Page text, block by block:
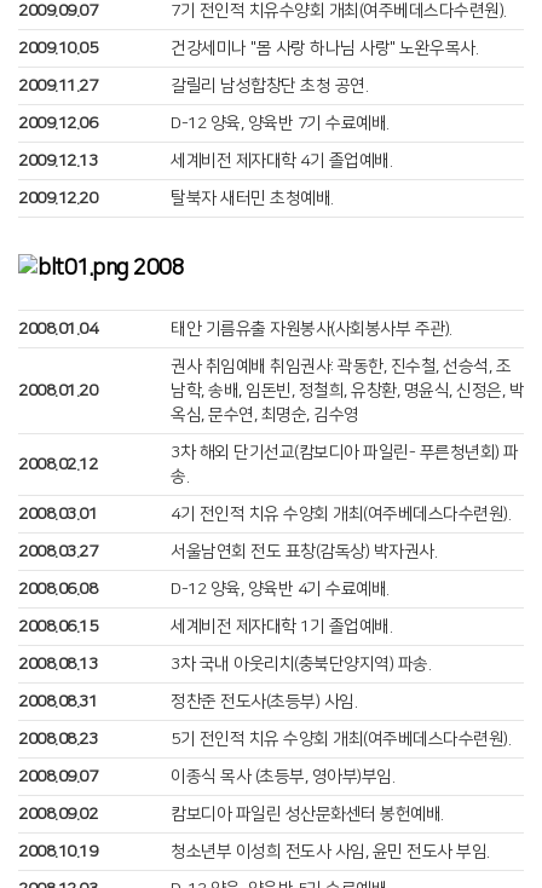
2009.09.07
7기 전인적 치유수양회 개최(여주베데스다수련원).
2009.10.05
건강세미나 "몸 사랑 하나님 사랑" 노완우목사.
2009.11.27
갈릴리 남성합창단 초청 공연.
2009.12.06
D-12 양육, 양육반 7기 수료예배.
2009.12.13
세계비전 제자대학 4기 졸업예배.
2009.12.20
탈북자 새터민 초청예배.
2008
2008.01.04 태안 기름유출 자원봉사(사회봉사부 주관).
2008.01.20
권사 취임예배 취임권사: 곽동한, 진수철, 선승석, 조
남학, 송배, 임돈빈, 정철희, 유창환, 명윤식, 신정은, 박
옥심, 문수연, 최명순, 김수영
2008.02.12
3차 해외 단기선교(캄보디아 파일린- 푸른청년회) 파
송.
2008.03.01
4기 전인적 치유 수양회 개최(여주베데스다수련원).
2008.03.27
서울남연회 전도 표창(감독상) 박자권사.
2008.06.08
D-12 양육, 양육반 4기 수료예배.
2008.06.15
세계비전 제자대학 1기 졸업예배.
2008.08.13
3차 국내 아웃리치(충북단양지역) 파송.
2008.08.31
정찬준 전도사(초등부) 사임.
2008.08.23
5기 전인적 치유 수양회 개최(여주베데스다수련원).
2008.09.07
이종식 목사 (초등부, 영아부)부임.
2008.09.02
캄보디아 파일린 성산문화센터 봉헌예배.
2008.10.19
청소년부 이성희 전도사 사임, 윤민 전도사 부임.